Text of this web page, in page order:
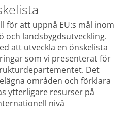
för att uppnå EU:s mål inom
och landsbygdsutveckling.
att utveckla en önskelista
som vi presenterat för
Det
områden och förklara
ytterligare resurser på
nivå